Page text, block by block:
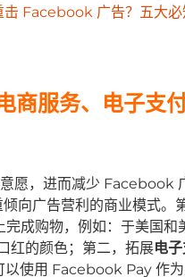
击 Facebook 广告？五大
服务、电子支
愿，进而减少 Facebook
向广告营利的商业模式。
成购物，例如：于美国和
红的颜色；第二，拓展电
以使用 Facebook Pay 作